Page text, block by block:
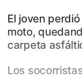
El joven
moto,
carpeta
Los